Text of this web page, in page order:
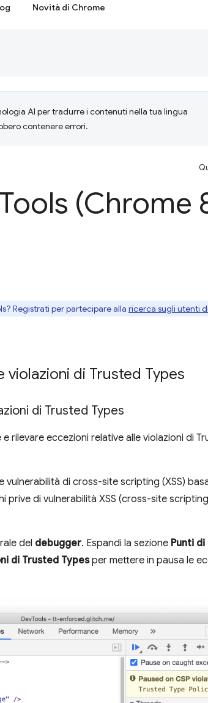
Novità di Chrome
AI per tradurre i contenuti nella tua lingua
contenere errori.
Tools (Chrome
Registrati per partecipare alla ricerca sugli utenti
di Trusted Types
di Trusted Types
rilevare eccezioni relative alle violazioni di
vulnerabilità di cross-site scripting (XSS)
prive di vulnerabilità XSS (cross-site
del debugger. Espandi la sezione Punti
di Trusted Typesper mettere in pausa le